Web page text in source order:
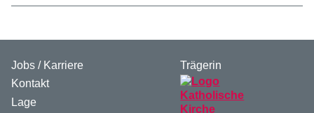
Jobs / Karriere
Kontakt
Lage
Trägerin